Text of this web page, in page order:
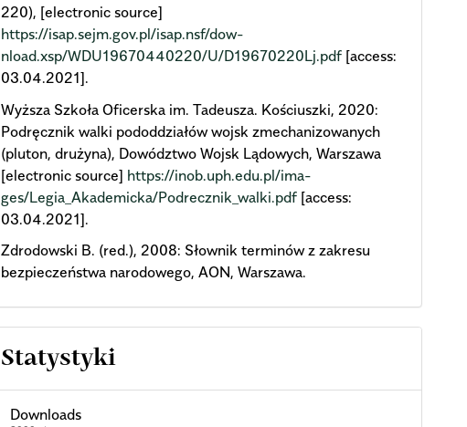
220), [electronic source]
https://isap.sejm.gov.pl/isap.nsf/dow-
nload.xsp/WDU19670440220/U/D19670220Lj.pdf [access:
03.04.2021].
Wyższa Szkoła Oficerska im. Tadeusza. Kościuszki, 2020:
Podręcznik walki pododdziałów wojsk zmechanizowanych
(pluton, drużyna), Dowództwo Wojsk Lądowych, Warszawa
[electronic source] https://inob.uph.edu.pl/ima-
ges/Legia_Akademicka/Podrecznik_walki.pdf [access:
03.04.2021].
Zdrodowski B. (red.), 2008: Słownik terminów z zakresu
bezpieczeństwa narodowego, AON, Warszawa.
Statystyki
Downloads